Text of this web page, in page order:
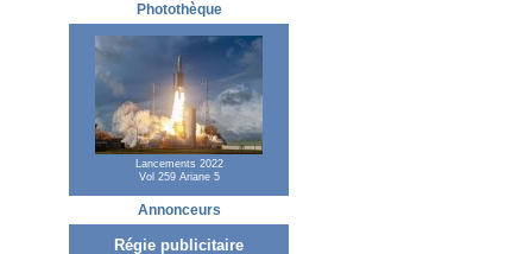
Photothèque
Lancements 2022
Vol 259 Ariane 5
Annonceurs
Régie publicitaire